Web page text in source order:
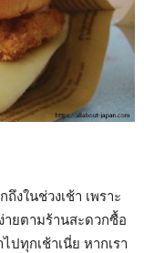
งในช่วงเช้า เพราะ
ายตามร้านสะดวกซื้อ
ปทุกเช้าเนี่ย หากเรา